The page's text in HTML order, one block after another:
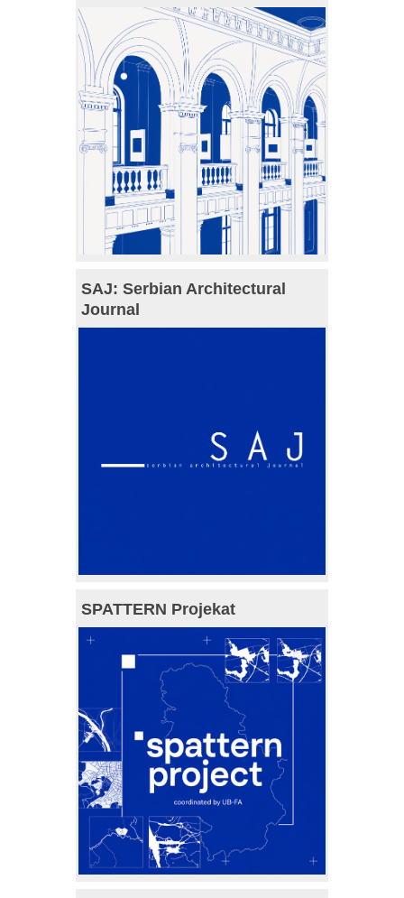
SAJ: Serbian Architectural
Journal
SPATTERN Projekat